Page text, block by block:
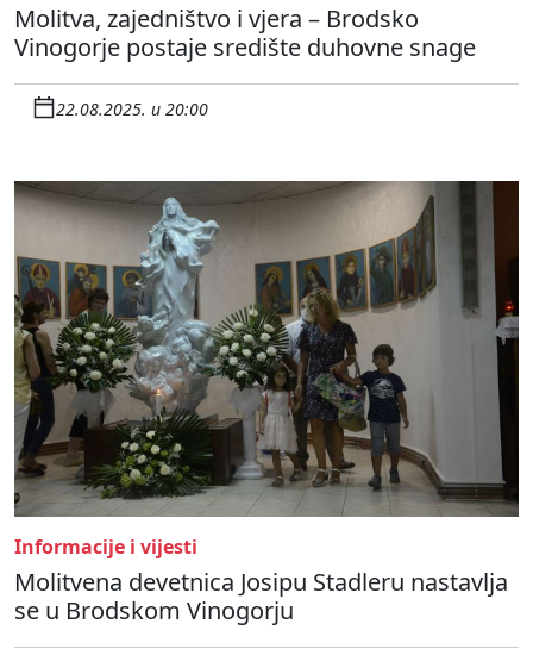
Molitva, zajedništvo i vjera – Brodsko
Vinogorje postaje središte duhovne snage
22.08.2025. u 20:00
Informacije i vijesti
Molitvena devetnica Josipu Stadleru nastavlja
se u Brodskom Vinogorju